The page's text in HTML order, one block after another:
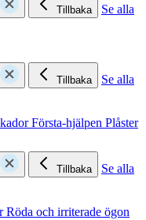
Tillbaka
Se alla
Tillbaka
Se alla
Första-hjälpen Plåster
Tillbaka
Se alla
Röda och irriterade ögon